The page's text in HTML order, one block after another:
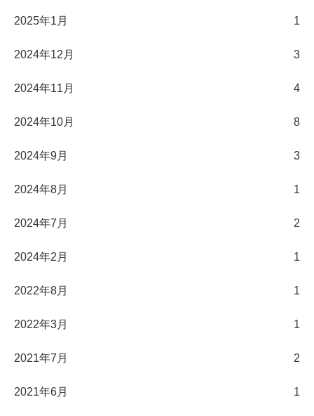
2025年1月 1
2024年12月 3
2024年11月 4
2024年10月 8
2024年9月 3
2024年8月 1
2024年7月 2
2024年2月 1
2022年8月 1
2022年3月 1
2021年7月 2
2021年6月 1